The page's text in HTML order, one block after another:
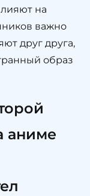
на
важно
друг друга,
образ
аниме